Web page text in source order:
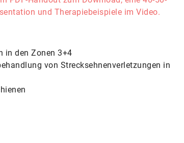
und Therapiebeispiele im Video.
in den Zonen 3+4
von Strecksehnenverletzungen in